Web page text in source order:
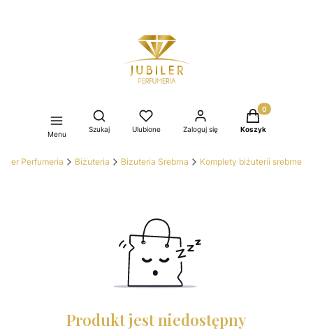
Menu
Otwórz wyszukiwarkę
Szukaj Ulubione Zaloguj się
Produkty w
Koszyk
Perfumeria Biżuteria Bizuteria Srebrna Komplety biżuterii srebrne
Produkt jest niedostępny